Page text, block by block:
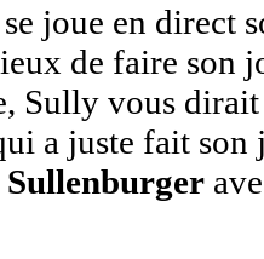
joue en direct
de faire son
Sully vous
a juste fait
Sullenburger